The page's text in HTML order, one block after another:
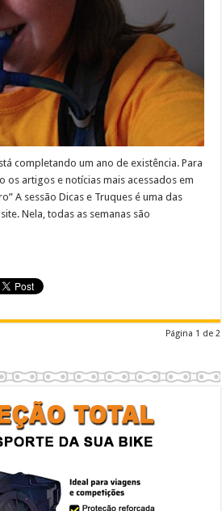
completando um ano de existência. Para
os artigos e notícias mais acessados em
A sessão Dicas e Truques é uma das
Nela, todas as semanas são
Página 1 de 2